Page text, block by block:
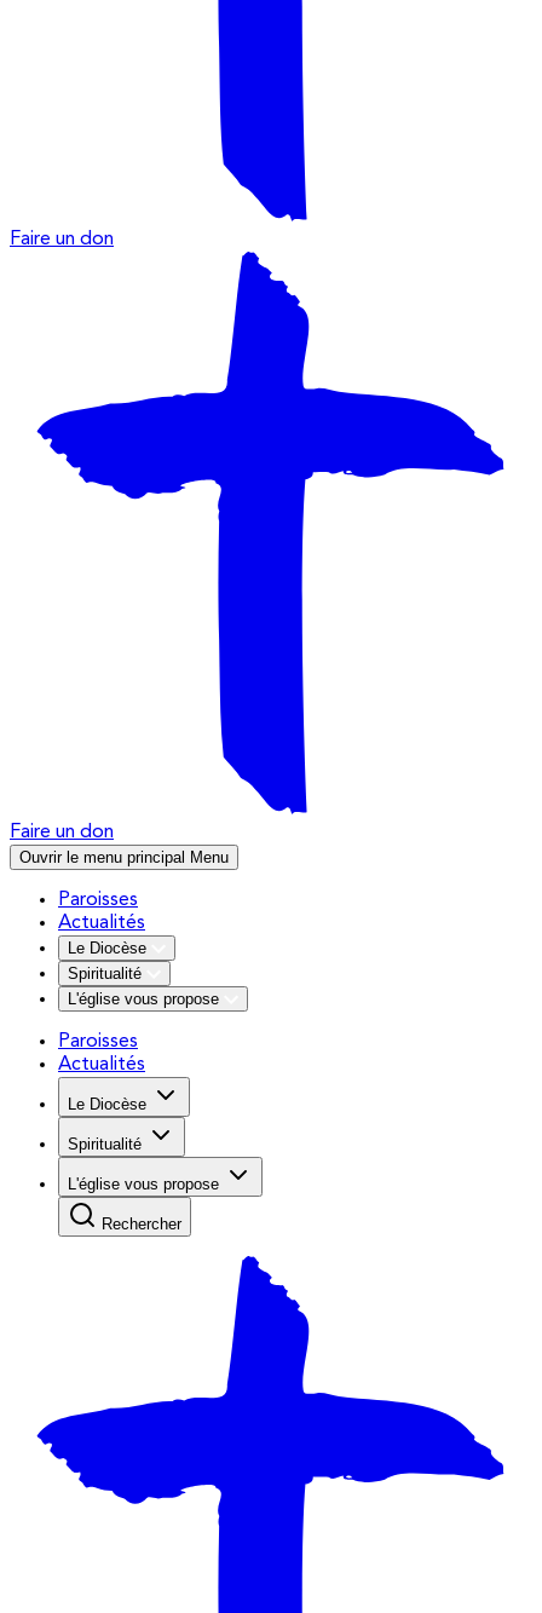
Faire un don
Faire un don
Ouvrir le menu principal Menu
Paroisses
Actualités
Le Diocèse
Spiritualité
L'église vous propose
Paroisses
Actualités
Le Diocèse
Spiritualité
L'église vous propose
Rechercher